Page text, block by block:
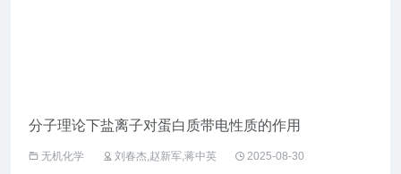
分子理论下盐离子对蛋白质带电性质的作用
无机化学 刘春杰,赵新军,蒋中英 2025-08-30